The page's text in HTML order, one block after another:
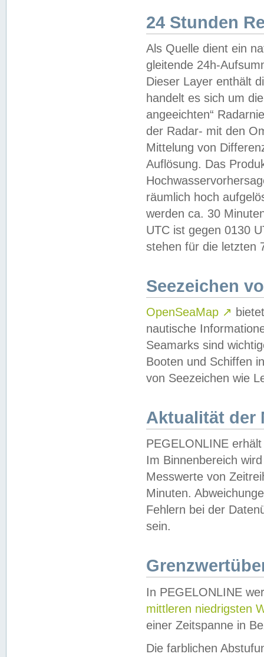
24 Stunden
Als Quelle dient ein
gleitende 24h-
Dieser Layer enthält
handelt es sich um
angeeichten“
der Radar- mit den
Mittelung von
Auflösung. Das
räumlich hoch
werden ca. 30
UTC ist gegen 0130
stehen für die letzten
Seezeichen
OpenSeaMap ↗
nautische
Seamarks sind
Booten und Schiffen
von Seezeichen wie
Aktualität der
PEGELONLINE
Im Binnenbereich
Messwerte von
Minuten.
Fehlern bei der
sein.
In PEGELONLINE
mittleren niedrigsten
einer Zeitspanne in
Die farblichen